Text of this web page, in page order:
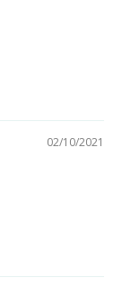
02/10/2021